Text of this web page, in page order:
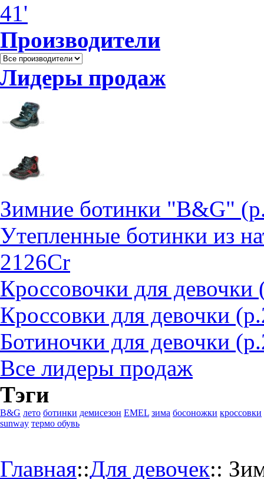
41'
Производители
Лидеры продаж
Зимние ботинки "B&G"
Утепленные ботинки из
2126Cr
Кроссовочки для
Кроссовки для девочки
Ботиночки для девочки
Все лидеры продаж
Тэги
B&G лето ботинки демисезон EMEL зима босоножки кроссовки
sunway термо обувь
Главная::Для девочек::